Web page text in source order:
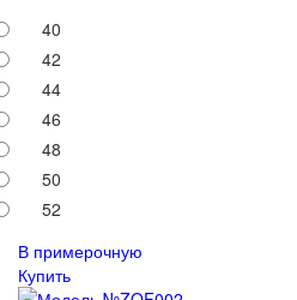
40
42
44
46
48
50
52
В примерочную
Купить